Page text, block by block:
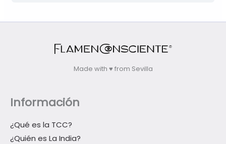
Made with ♥ from Sevilla
Información
¿Qué es la TCC?
¿Quién es La India?